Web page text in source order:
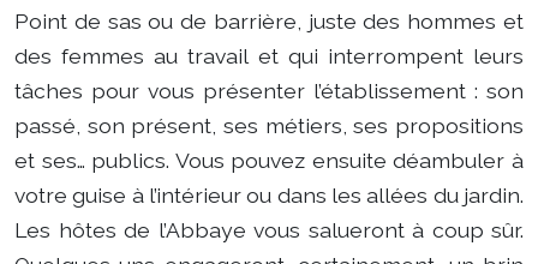
Point de sas ou de barrière, juste des hommes et
des femmes au travail et qui interrompent leurs
tâches pour vous présenter l’établissement : son
passé, son présent, ses métiers, ses propositions
et ses… publics. Vous pouvez ensuite déambuler à
votre guise à l’intérieur ou dans les allées du jardin.
Les hôtes de l’Abbaye vous salueront à coup sûr.